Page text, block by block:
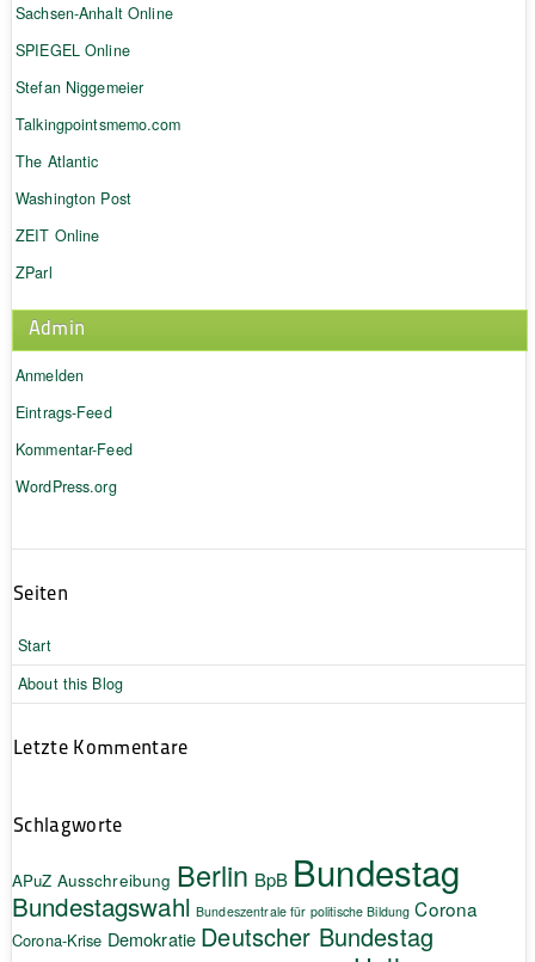
Sachsen-Anhalt Online
SPIEGEL Online
Stefan Niggemeier
Talkingpointsmemo.com
The Atlantic
Washington Post
ZEIT Online
ZParl
Admin
Anmelden
Eintrags-Feed
Kommentar-Feed
WordPress.org
Seiten
Start
About this Blog
Letzte Kommentare
Schlagworte
APuZ Ausschreibung Berlin BpB Bundestag
Bundestagswahl Bundeszentrale für politische Bildung Corona
Corona-Krise Demokratie Deutscher Bundestag